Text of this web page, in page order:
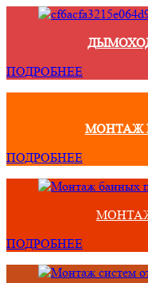
ПОДРОБНЕЕ
МОНТАЖ
ПОДРОБНЕЕ
ПОДРОБНЕЕ